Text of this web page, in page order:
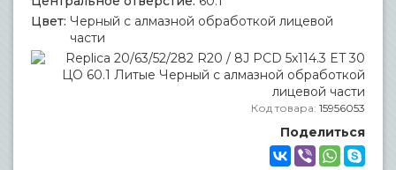
Цвет: Черный с алмазной обработкой лицевой
части
Код товара: 15956053
Поделиться